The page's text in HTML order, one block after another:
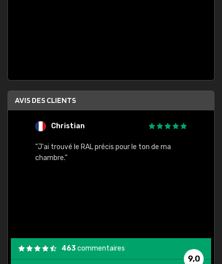
AVIS DES CLIENTS
Christian
"J'ai trouvé le RAL précis pour le ton de ma
chambre."
9,0
463commentaires